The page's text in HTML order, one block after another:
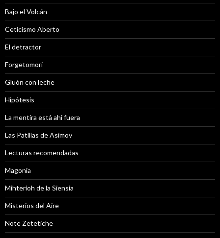
Bajo el Volcán
Ceticismo Aberto
El detractor
Forgetomori
Gluón con leche
Hipótesis
La mentira está ahi fuera
Las Patillas de Asimov
Lecturas recomendadas
Magonia
Mihterioh de la Siensia
Misterios del Aire
Note Zetetiche